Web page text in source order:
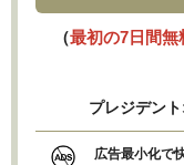
（最初の7日間無
プレジデン
広告最小化で